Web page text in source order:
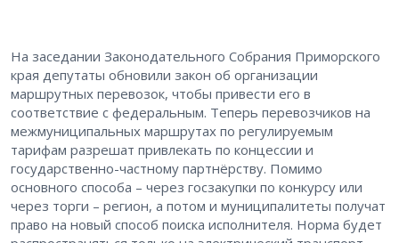
На заседании Законодательного Собрания Приморского
края депутаты обновили закон об организации
маршрутных перевозок, чтобы привести его в
соответствие с федеральным. Теперь перевозчиков на
межмуниципальных маршрутах по регулируемым
тарифам разрешат привлекать по концессии и
государственно-частному партнёрству. Помимо
основного способа – через госзакупки по конкурсу или
через торги – регион, а потом и муниципалитеты получат
право на новый способ поиска исполнителя. Норма будет